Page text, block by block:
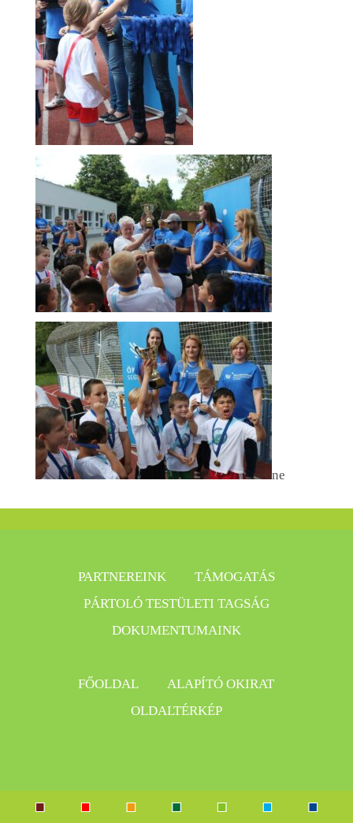
ne
PARTNEREINK
TÁMOGATÁS
PÁRTOLÓ TESTÜLETI TAGSÁG
DOKUMENTUMAINK
FŐOLDAL
ALAPÍTÓ OKIRAT
OLDALTÉRKÉP